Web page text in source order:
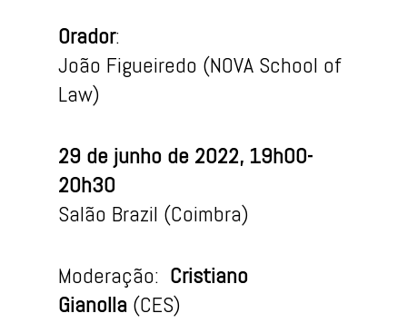
Orador:
João Figueiredo (NOVA School of
Law)
29 de junho de 2022, 19h00-
20h30
Salão Brazil (Coimbra)
Moderação: Cristiano
Gianolla (CES)